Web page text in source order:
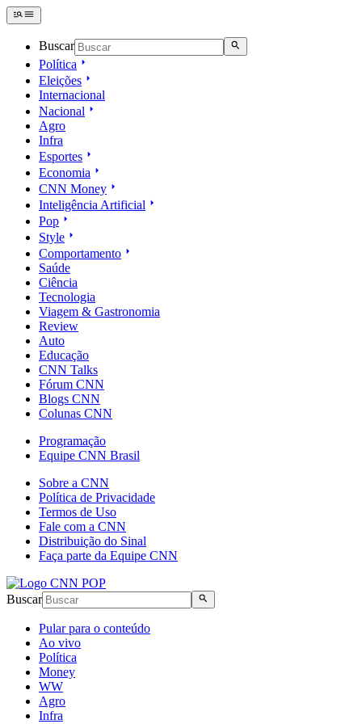
Buscar
Política
Eleições
Internacional
Nacional
Agro
Infra
Esportes
Economia
CNN Money
Inteligência Artificial
Pop
Style
Comportamento
Saúde
Ciência
Tecnologia
Viagem & Gastronomia
Review
Auto
Educação
CNN Talks
Fórum CNN
Blogs CNN
Colunas CNN
Programação
Equipe CNN Brasil
Sobre a CNN
Política de Privacidade
Termos de Uso
Fale com a CNN
Distribuição do Sinal
Faça parte da Equipe CNN
Buscar
Pular para o conteúdo
Ao vivo
Política
Money
WW
Agro
Infra